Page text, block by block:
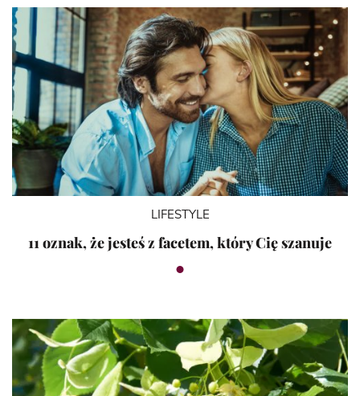
LIFESTYLE
11 oznak, że jesteś z facetem, który Cię szanuje